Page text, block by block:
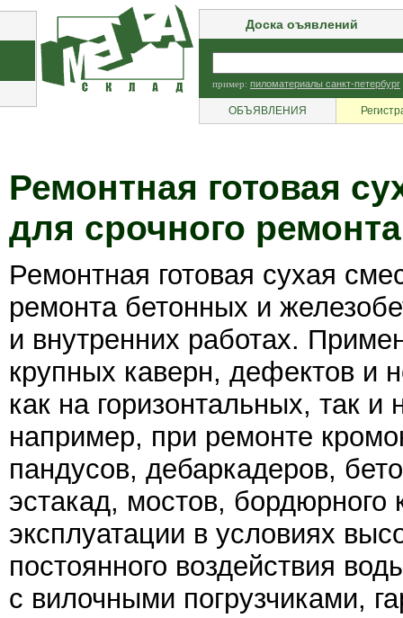
Доска оъявлений
пример: пиломатериалы санкт-петербург
ОБЪЯВЛЕНИЯ
Ремонтная готовая
для срочного
Ремонтная готовая сухая
ремонта бетонных и
и внутренних работах.
крупных каверн, дефектов и
как на горизонтальных, так
например, при ремонте
пандусов, дебаркадеров,
эстакад, мостов,
эксплуатации в условиях
постоянного воздействия
с вилочными погрузчиками,